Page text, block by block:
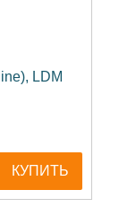
LDM
КУПИТЬ